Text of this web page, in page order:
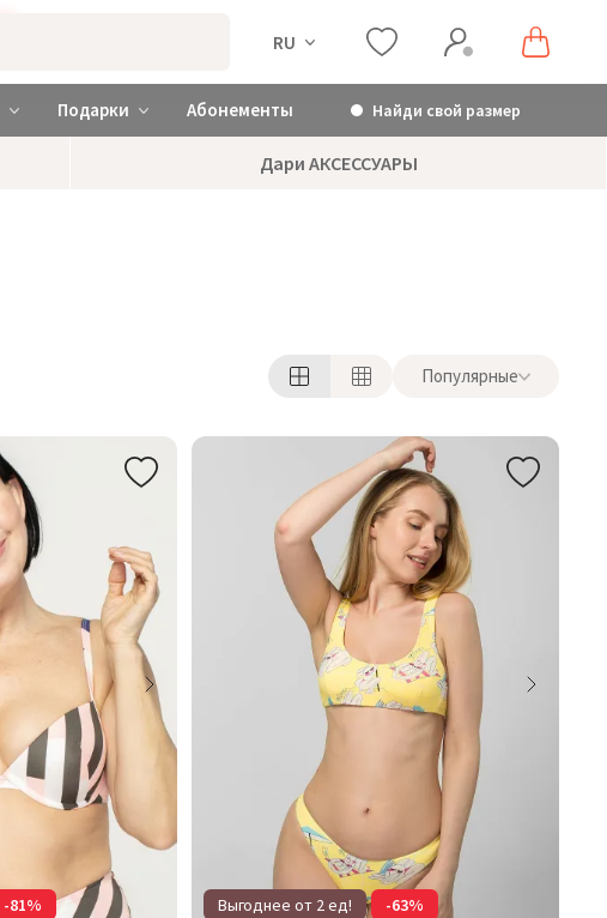
RU
Подарки Абонементы Найди свой размер
Дари АКСЕССУАРЫ
Популярные
-81% Выгоднее от 2 ед! -63%